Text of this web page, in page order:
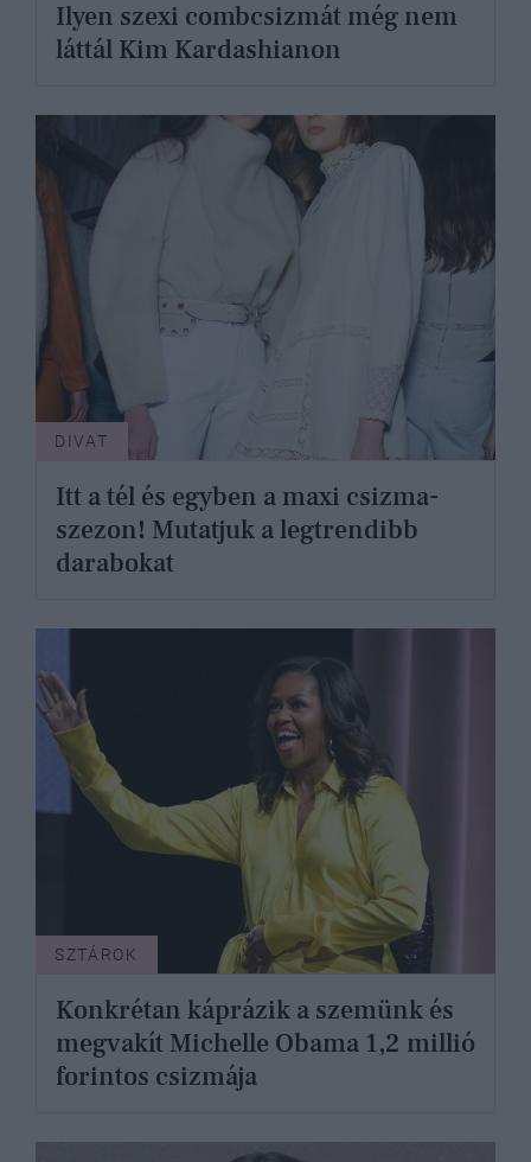
Ilyen szexi combcsizmát még nem
láttál Kim Kardashianon
DIVAT
Itt a tél és egyben a maxi csizma-
szezon! Mutatjuk a legtrendibb
darabokat
SZTÁROK
Konkrétan káprázik a szemünk és
megvakít Michelle Obama 1,2 millió
forintos csizmája